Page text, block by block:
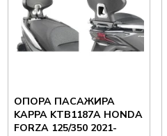
ОПОРА ПАСАЖИРА
KAPPA KTB1187A HONDA
FORZA 125/350 2021-